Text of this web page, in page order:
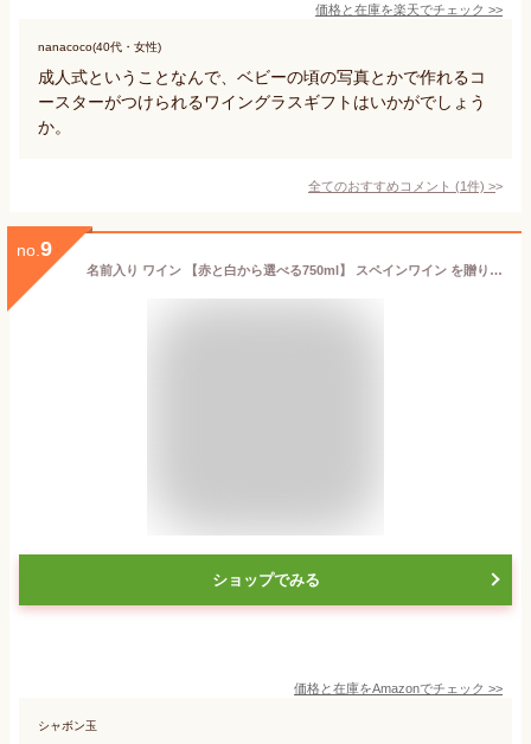
価格と在庫を楽天でチェック >>
nanacoco(40代・女性)
成人式ということなんで、ベビーの頃の写真とかで作れるコ
ースターがつけられるワイングラスギフトはいかがでしょう
か。
全てのおすすめコメント (1件) >
no. 9
名前入り ワイン 【赤と白から選べる750ml】 スペインワイン を贈り物に！【還暦祝い】【誕生日】【名入れ お酒】【プレゼント】【退職祝い】【名入れ】【ホワイトデー】【女性】 母の日 父の日 (赤ワイン, 750ml)
ショップでみる
価格と在庫をAmazonでチェック >>
シャボン玉